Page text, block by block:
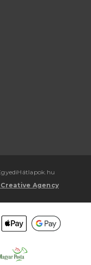
Creative Agency